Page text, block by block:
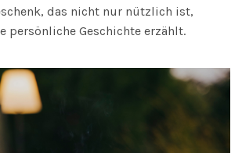
das nicht nur nützlich ist,
persönliche Geschichte erzählt.